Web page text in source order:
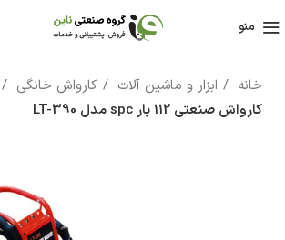
منو
خانه ابزار و ماشین آلات
کارواش خانگی
کارواش صنعتی 112 بار spc مدل LT-390